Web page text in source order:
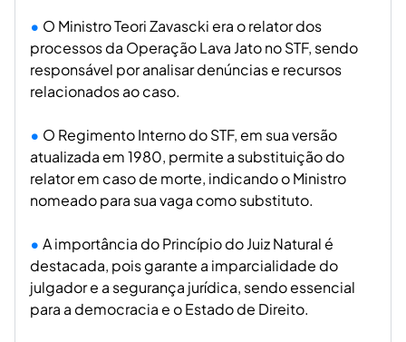
O Ministro Teori Zavascki era o relator dos
processos da Operação Lava Jato no STF, sendo
responsável por analisar denúncias e recursos
relacionados ao caso.
O Regimento Interno do STF, em sua versão
atualizada em 1980, permite a substituição do
relator em caso de morte, indicando o Ministro
nomeado para sua vaga como substituto.
A importância do Princípio do Juiz Natural é
destacada, pois garante a imparcialidade do
julgador e a segurança jurídica, sendo essencial
para a democracia e o Estado de Direito.